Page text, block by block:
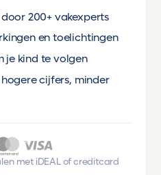
200+ vakexperts
en toelichtingen
je kind te volgen
cijfers, minder
met iDEAL of creditcard